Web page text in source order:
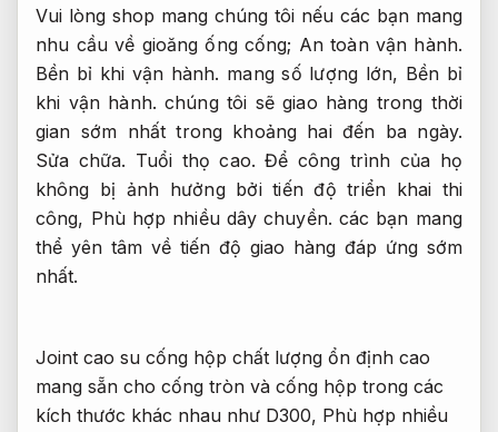
Vui lòng shop mang chúng tôi nếu các bạn mang
nhu cầu về gioăng ống cống; An toàn vận hành.
Bền bỉ khi vận hành. mang số lượng lớn, Bền bỉ
khi vận hành. chúng tôi sẽ giao hàng trong thời
gian sớm nhất trong khoảng hai đến ba ngày.
Sửa chữa. Tuổi thọ cao. Để công trình của họ
không bị ảnh hưởng bởi tiến độ triển khai thi
công, Phù hợp nhiều dây chuyền. các bạn mang
thể yên tâm về tiến độ giao hàng đáp ứng sớm
nhất.
Joint cao su cống hộp chất lượng ổn định cao
mang sẵn cho cống tròn và cống hộp trong các
kích thước khác nhau như D300, Phù hợp nhiều